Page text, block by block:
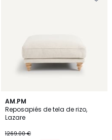
AM.PM
Reposapiés de tela de rizo,
Lazare
1269.00 €
2
Colores